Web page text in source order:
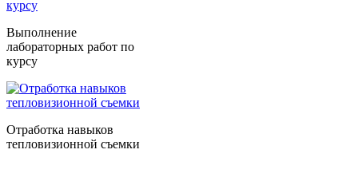
Выполнение
лабораторных работ по
курсу
Отработка навыков
тепловизионной съемки